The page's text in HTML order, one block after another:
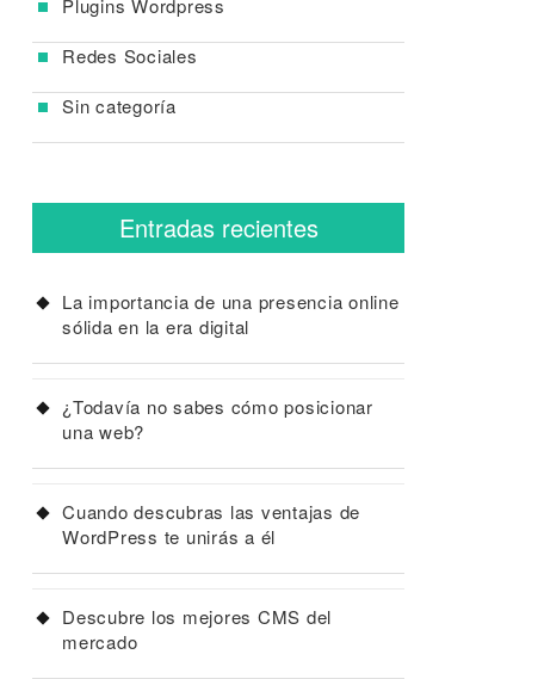
Redes Sociales
Sin categoría
Entradas recientes
La importancia de una presencia online
sólida en la era digital
¿Todavía no sabes cómo posicionar
una web?
Cuando descubras las ventajas de
WordPress te unirás a él
Descubre los mejores CMS del
mercado